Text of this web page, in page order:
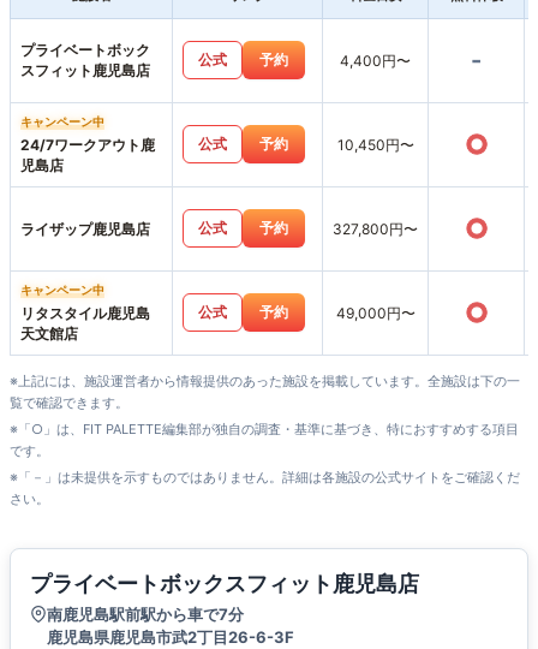
プライベートボック
スフィット鹿児島店
公式 予約 4,400円〜 -
キャンペーン中
24/7ワークアウト鹿
児島店
公式 予約 10,450円〜 ○
ライザップ鹿児島店 公式 予約 327,800円〜 ○
キャンペーン中
リタスタイル鹿児島
天文館店
公式 予約 49,000円〜 ○
※上記には、施設運営者から情報提供のあった施設を掲載しています。全施設は下の一
覧で確認できます。
※「○」は、FIT PALETTE編集部が独自の調査・基準に基づき、特におすすめする項目
です。
※「－」は未提供を示すものではありません。詳細は各施設の公式サイトをご確認くだ
さい。
プライベートボックスフィット鹿児島店
南鹿児島駅前駅から車で7分
鹿児島県鹿児島市武2丁目26-6-3F